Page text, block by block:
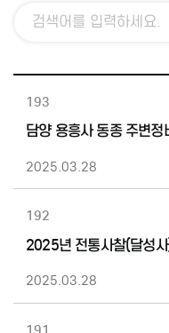
193
담양 용흥사 동종 주변정
2025.03.28
192
2025년 전통사찰(달성
2025.03.28